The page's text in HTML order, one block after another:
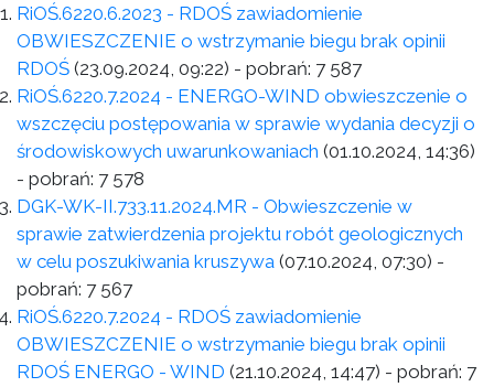
RiOŚ.6220.6.2023 - RDOŚ zawiadomienie
OBWIESZCZENIE o wstrzymanie biegu brak opinii
RDOŚ (23.09.2024, 09:22) - pobrań: 7 587
RiOŚ.6220.7.2024 - ENERGO-WIND obwieszczenie o
wszczęciu postępowania w sprawie wydania decyzji o
środowiskowych uwarunkowaniach (01.10.2024, 14:36)
- pobrań: 7 578
DGK-WK-II.733.11.2024.MR - Obwieszczenie w
sprawie zatwierdzenia projektu robót geologicznych
w celu poszukiwania kruszywa (07.10.2024, 07:30) -
pobrań: 7 567
RiOŚ.6220.7.2024 - RDOŚ zawiadomienie
OBWIESZCZENIE o wstrzymanie biegu brak opinii
RDOŚ ENERGO - WIND (21.10.2024, 14:47) - pobrań: 7